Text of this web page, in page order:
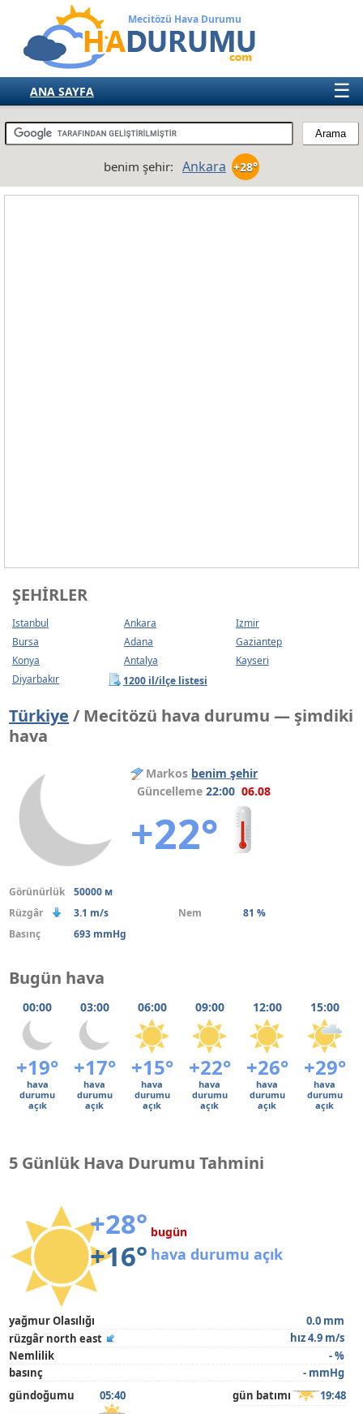
Mecitözü Hava Durumu
☰
ANA SAYFA
TÜRKİYE
AVRUPA
benim şehir: Ankara +28°
ŞEHIRLER
Istanbul Ankara
Izmir
Bursa
Adana
Gaziantep
Konya
Antalya
Kayseri
Diyarbakır
1200 il/ilçe listesi
Türkiye / Mecitözü hava durumu — şimdiki
hava
Markos benim şehir
Güncelleme22:00 06.08
+22°
Görünürlük
50000 м
Rüzgâr
3.1 m/s Nem
81 %
Basınç
693 mmHg
Bugün hava
00:00 03:00 06:00 09:00 12:00 15:00
+19° +17° +15° +22° +26° +29°
hava
durumu
açık
hava
durumu
açık
hava
durumu
açık
hava
durumu
açık
hava
durumu
açık
hava
durumu
açık
5 Günlük Hava Durumu Tahmini
+28°
+16°
bugün
hava durumu açık
yağmur Olasılığı
0.0 mm
rüzgâr north east
hız 4.9 m/s
Nemlilik
- %
basınç
- mmHg
gündoğumu
05:40 gün batımı 19:48